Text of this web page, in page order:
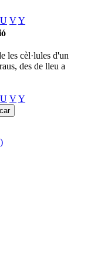
U VY
les cèl·lules d'un
des de lleu a
U VY